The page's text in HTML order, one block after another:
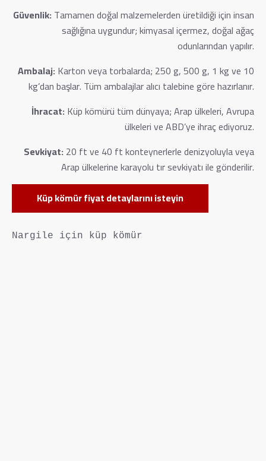
Güvenlik:Tamamen doğal malzemelerden üretildiği için insan
sağlığına uygundur; kimyasal içermez, doğal ağaç
odunlarından yapılır.
Ambalaj:Karton veya torbalarda; 250 g, 500 g, 1 kg ve 10
kg’dan başlar. Tüm ambalajlar alıcı talebine göre hazırlanır.
İhracat:Küp kömürü tüm dünyaya; Arap ülkeleri, Avrupa
ülkeleri ve ABD’ye ihraç ediyoruz.
Sevkiyat:20 ft ve 40 ft konteynerlerle denizyoluyla veya
Arap ülkelerine karayolu tır sevkiyatı ile gönderilir.
Küp kömür fiyat detaylarını isteyin